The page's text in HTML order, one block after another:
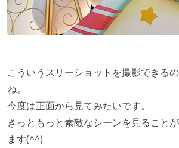
こういうスリーショットを撮影できる
ね。
今度は正面から見てみたいです。
きっともっと素敵なシーンを見ること
ます(^^)